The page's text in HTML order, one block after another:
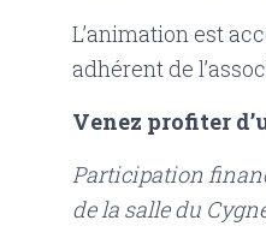
L’animation est
adhérent de
Venez profiter
Participation
de la salle du